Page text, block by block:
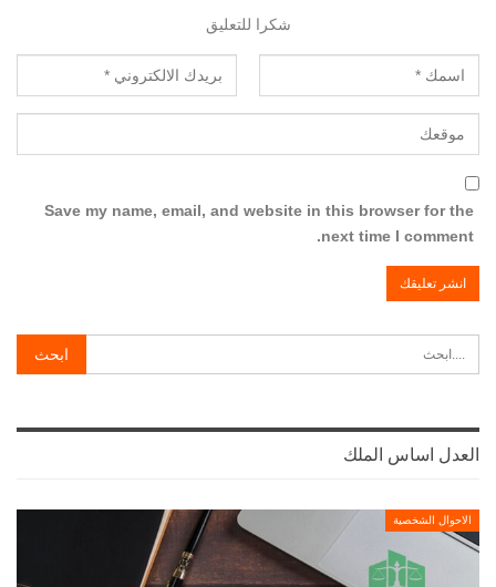
شكرا للتعليق
Save my name, email, and website in this browser for the
next time I comment.
العدل اساس الملك
الاحوال الشخصية